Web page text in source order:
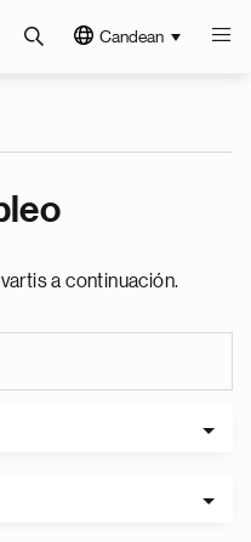
Candean
a continuación.